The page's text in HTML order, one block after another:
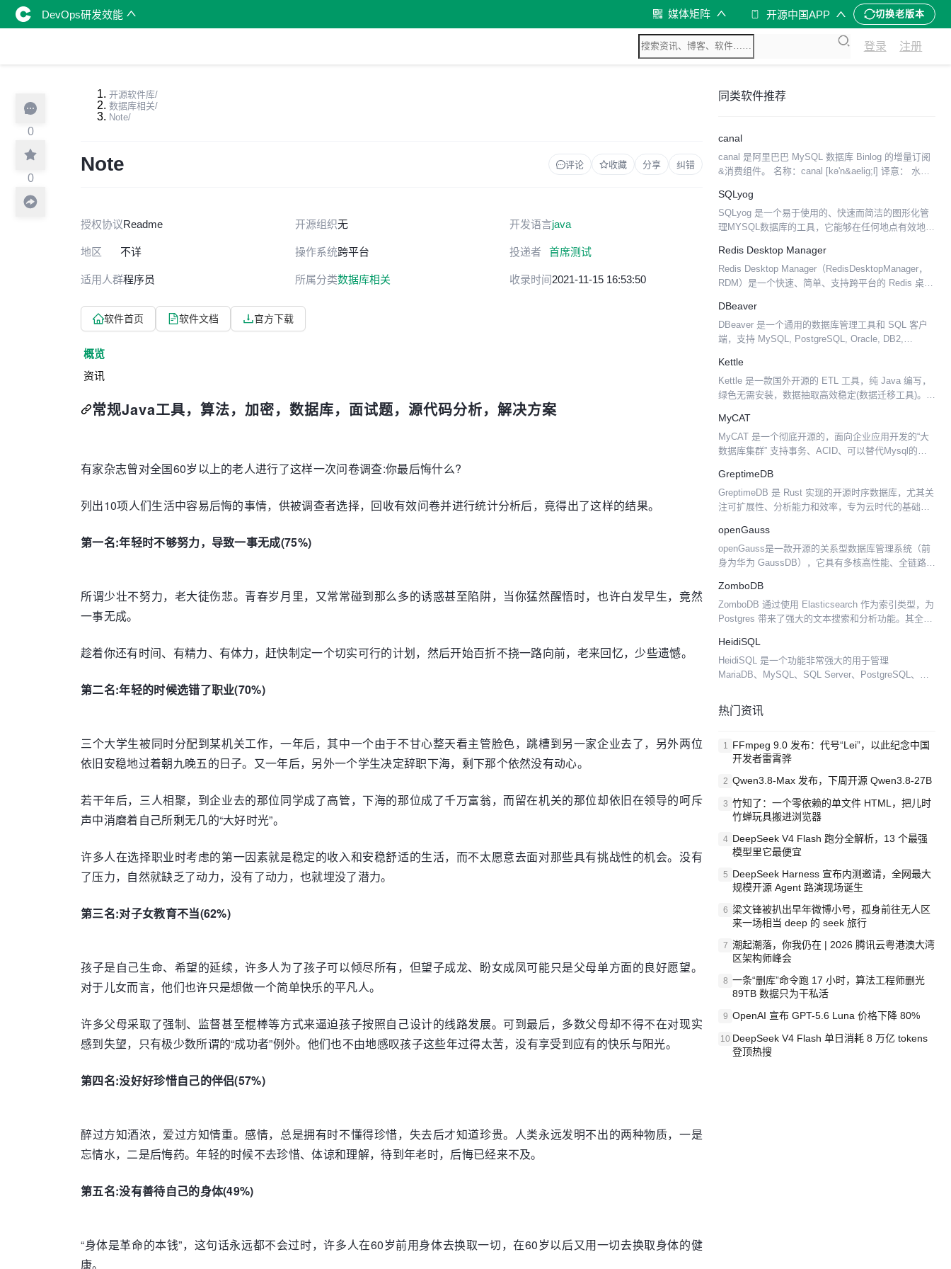
DevOps研发效能 媒体矩阵 开源中国APP 切换老版本
登录 注册
0
0
开源软件库/
数据库相关/
Note/
Note 评论 收藏 分享 纠错
授权协议Readme 开源组织无 开发语言java
地区 不详 操作系统跨平台 投递者 首席测试
适用人群程序员 所属分类数据库相关 收录时间2021-11-15 16:53:50
软件首页 软件文档 官方下载
概览
资讯
常规Java工具，算法，加密，数据库，面试题，源代码分析，解决方案
有家杂志曾对全国60岁以上的老人进行了这样一次问卷调查:你最后悔什么?
列出10项人们生活中容易后悔的事情，供被调查者选择，回收有效问卷并进行统计分析后，竟得出了这样的结果。
第一名:年轻时不够努力，导致一事无成(75%)
所谓少壮不努力，老大徒伤悲。青春岁月里，又常常碰到那么多的诱惑甚至陷阱，当你猛然醒悟时，也许白发早生，竟然
一事无成。
趁着你还有时间、有精力、有体力，赶快制定一个切实可行的计划，然后开始百折不挠一路向前，老来回忆，少些遗憾。
第二名:年轻的时候选错了职业(70%)
三个大学生被同时分配到某机关工作，一年后，其中一个由于不甘心整天看主管脸色，跳槽到另一家企业去了，另外两位
依旧安稳地过着朝九晚五的日子。又一年后，另外一个学生决定辞职下海，剩下那个依然没有动心。
若干年后，三人相聚，到企业去的那位同学成了高管，下海的那位成了千万富翁，而留在机关的那位却依旧在领导的呵斥
声中消磨着自己所剩无几的“大好时光”。
许多人在选择职业时考虑的第一因素就是稳定的收入和安稳舒适的生活，而不太愿意去面对那些具有挑战性的机会。没有
了压力，自然就缺乏了动力，没有了动力，也就埋没了潜力。
第三名:对子女教育不当(62%)
孩子是自己生命、希望的延续，许多人为了孩子可以倾尽所有，但望子成龙、盼女成凤可能只是父母单方面的良好愿望。
对于儿女而言，他们也许只是想做一个简单快乐的平凡人。
许多父母采取了强制、监督甚至棍棒等方式来逼迫孩子按照自己设计的线路发展。可到最后，多数父母却不得不在对现实
感到失望，只有极少数所谓的“成功者”例外。他们也不由地感叹孩子这些年过得太苦，没有享受到应有的快乐与阳光。
第四名:没好好珍惜自己的伴侣(57%)
醉过方知酒浓，爱过方知情重。感情，总是拥有时不懂得珍惜，失去后才知道珍贵。人类永远发明不出的两种物质，一是
忘情水，二是后悔药。年轻的时候不去珍惜、体谅和理解，待到年老时，后悔已经来不及。
第五名:没有善待自己的身体(49%)
“身体是革命的本钱”，这句话永远都不会过时，许多人在60岁前用身体去换取一切，在60岁以后又用一切去换取身体的健
康。
同类软件推荐
canal
canal 是阿里巴巴 MySQL 数据库 Binlog 的增量订阅
&消费组件。 名称：canal [kə'n&aelig;l] 译意： 水道/
SQLyog
SQLyog 是一个易于使用的、快速而简洁的图形化管
理MYSQL数据库的工具，它能够在任何地点有效地管
2、以GRID / TEXT 格式显示结果； 3...
Redis Desktop Manager
Redis Desktop Manager（RedisDesktopManager，
RDM）是一个快速、简单、支持跨平台的 Redis 桌面
DBeaver
DBeaver 是一个通用的数据库管理工具和 SQL 客户
端，支持 MySQL, PostgreSQL, Oracle, DB2,
Kettle
Kettle 是一款国外开源的 ETL 工具，纯 Java 编写，
绿色无需安装，数据抽取高效稳定(数据迁移工具)。
transf...
MyCAT
MyCAT 是一个彻底开源的，面向企业应用开发的“大
数据库集群” 支持事务、ACID、可以替代Mysql的加
库，用来替代昂贵的Oracle集群...
GreptimeDB
GreptimeDB 是 Rust 实现的开源时序数据库，尤其关
注可扩展性、分析能力和效率，专为云时代的基础设
版 binary，为集群用户提供透明的体...
openGauss
openGauss是一款开源的关系型数据库管理系统（前
身为华为 GaussDB），它具有多核高性能、全链路安
源自开源数据库PostgreSQL，...
ZomboDB
ZomboDB 通过使用 Elasticsearch 作为索引类型，为
Postgres 带来了强大的文本搜索和分析功能。其全面
查询您的关系数据。 ...
HeidiSQL
HeidiSQL 是一个功能非常强大的用于管理
MariaDB、MySQL、SQL Server、PostgreSQL、
De...
热门资讯
1 FFmpeg 9.0 发布：代号“Lei”，以此纪念中国
开发者雷霄骅
2 Qwen3.8-Max 发布，下周开源 Qwen3.8-27B
3 竹知了：一个零依赖的单文件 HTML，把儿时
竹蝉玩具搬进浏览器
4 DeepSeek V4 Flash 跑分全解析，13 个最强
模型里它最便宜
5 DeepSeek Harness 宣布内测邀请，全网最大
规模开源 Agent 路演现场诞生
6 梁文锋被扒出早年微博小号，孤身前往无人区
来一场相当 deep 的 seek 旅行
7 潮起潮落，你我仍在 | 2026 腾讯云粤港澳大湾
区架构师峰会
8 一条“删库”命令跑 17 小时，算法工程师删光
89TB 数据只为干私活
9 OpenAI 宣布 GPT-5.6 Luna 价格下降 80%
10 DeepSeek V4 Flash 单日消耗 8 万亿 tokens
登顶热搜